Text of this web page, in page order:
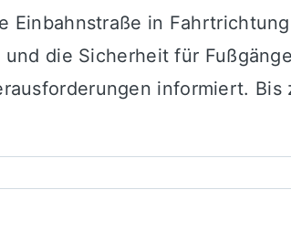
Einbahnstraße in Fahrtrichtung
die Sicherheit für
informiert. Bis